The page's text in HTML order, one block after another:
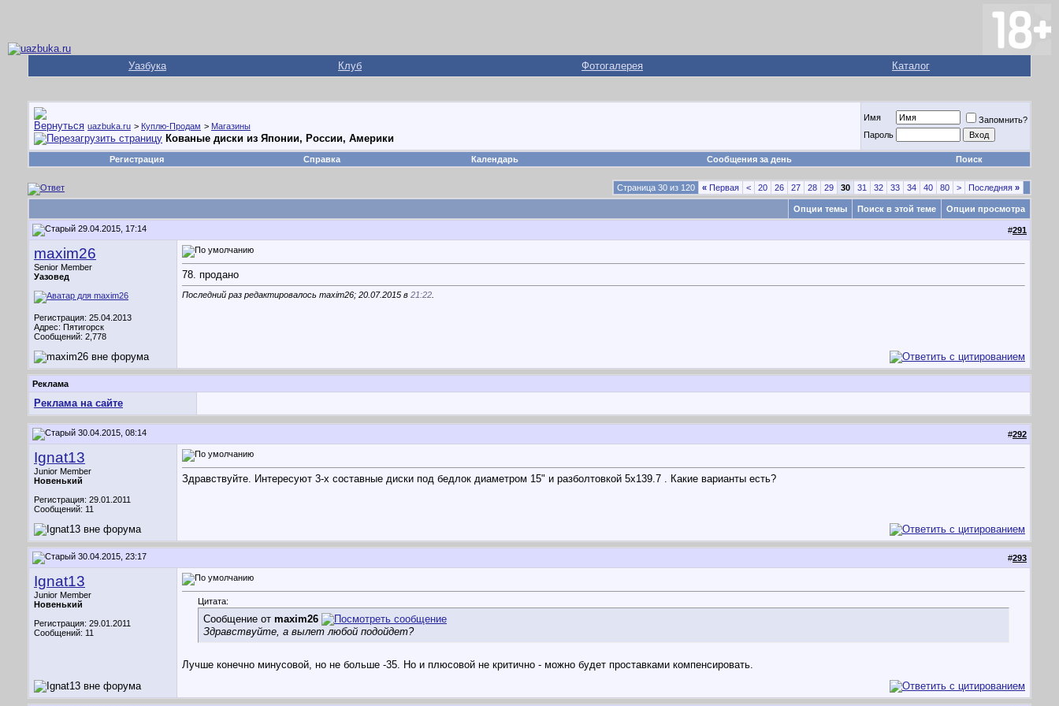
Уазбука Клуб Фотогалерея Каталог
uazbuka.ru > Куплю-Продам > Магазины
Кованые диски из Японии, России, Америки
Имя
Запомнить?
Пароль
Регистрация Справка Календарь Сообщения за день Поиск
Страница 30 из 120 « Первая < 20 26 27 28 29 30 31 32 33 34 40 80 > Последняя »
Опции темы Поиск в этой теме Опции просмотра
29.04.2015, 17:14 #291
maxim26
Senior Member
Уазовед
Регистрация: 25.04.2013
Адрес: Пятигорск
Сообщений: 2,778
78. продано
Последний раз редактировалось maxim26; 20.07.2015 в 21:22
Реклама
Реклама на сайте
30.04.2015, 08:14 #292
Ignat13
Junior Member
Новенький
Регистрация: 29.01.2011
Сообщений: 11
Здравствуйте. Интересуют 3-х составные диски под бедлок диаметром 15" и разболтовкой 5х139.7 . Какие варианты есть?
30.04.2015, 23:17 #293
Ignat13
Junior Member
Новенький
Регистрация: 29.01.2011
Сообщений: 11
Цитата:
Сообщение от maxim26
Здравствуйте, а вылет любой подойдет?
Лучше конечно минусовой, но не больше -35. Но и плюсовой не критично - можно будет проставками компенсировать.